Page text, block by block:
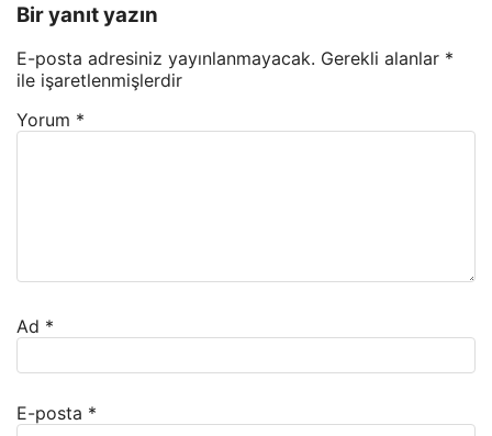
Bir yanıt yazın
E-posta adresiniz yayınlanmayacak. Gerekli alanlar *
ile işaretlenmişlerdir
Yorum *
Ad *
E-posta *